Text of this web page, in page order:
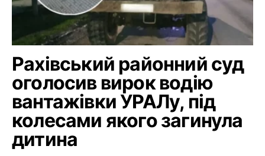
Рахівський районний суд
оголосив вирок водію
вантажівки УРАЛу, під
колесами якого загинула
дитина